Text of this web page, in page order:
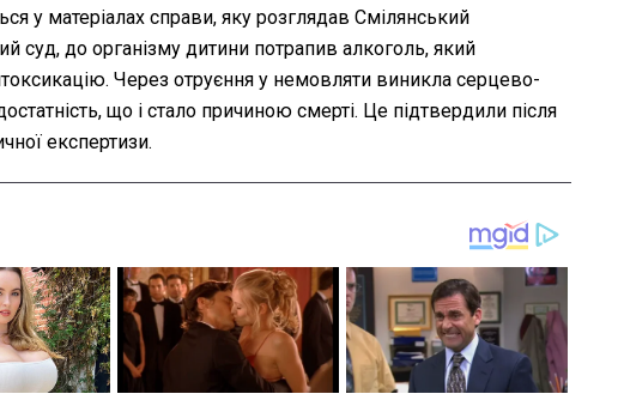
у матеріалах справи, яку розглядав Смілянський
суд, до організму дитини потрапив алкоголь, який
Через отруєння у немовляти виникла серцево-
що і стало причиною смерті. Це підтвердили після
експертизи.